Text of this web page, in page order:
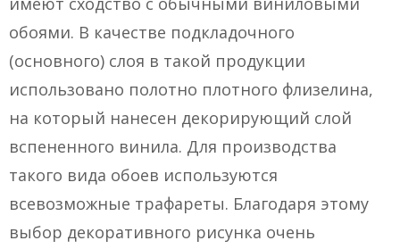
обоями. В качестве подкладочного
(основного) слоя в такой продукции
использовано полотно плотного флизелина,
на который нанесен декорирующий слой
вспененного винила. Для производства
такого вида обоев используются
всевозможные трафареты. Благодаря этому
выбор декоративного рисунка очень